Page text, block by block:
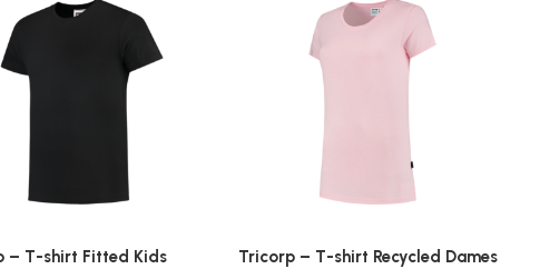
– T-shirt Fitted Kids Tricorp – T-shirt Recycled Dames